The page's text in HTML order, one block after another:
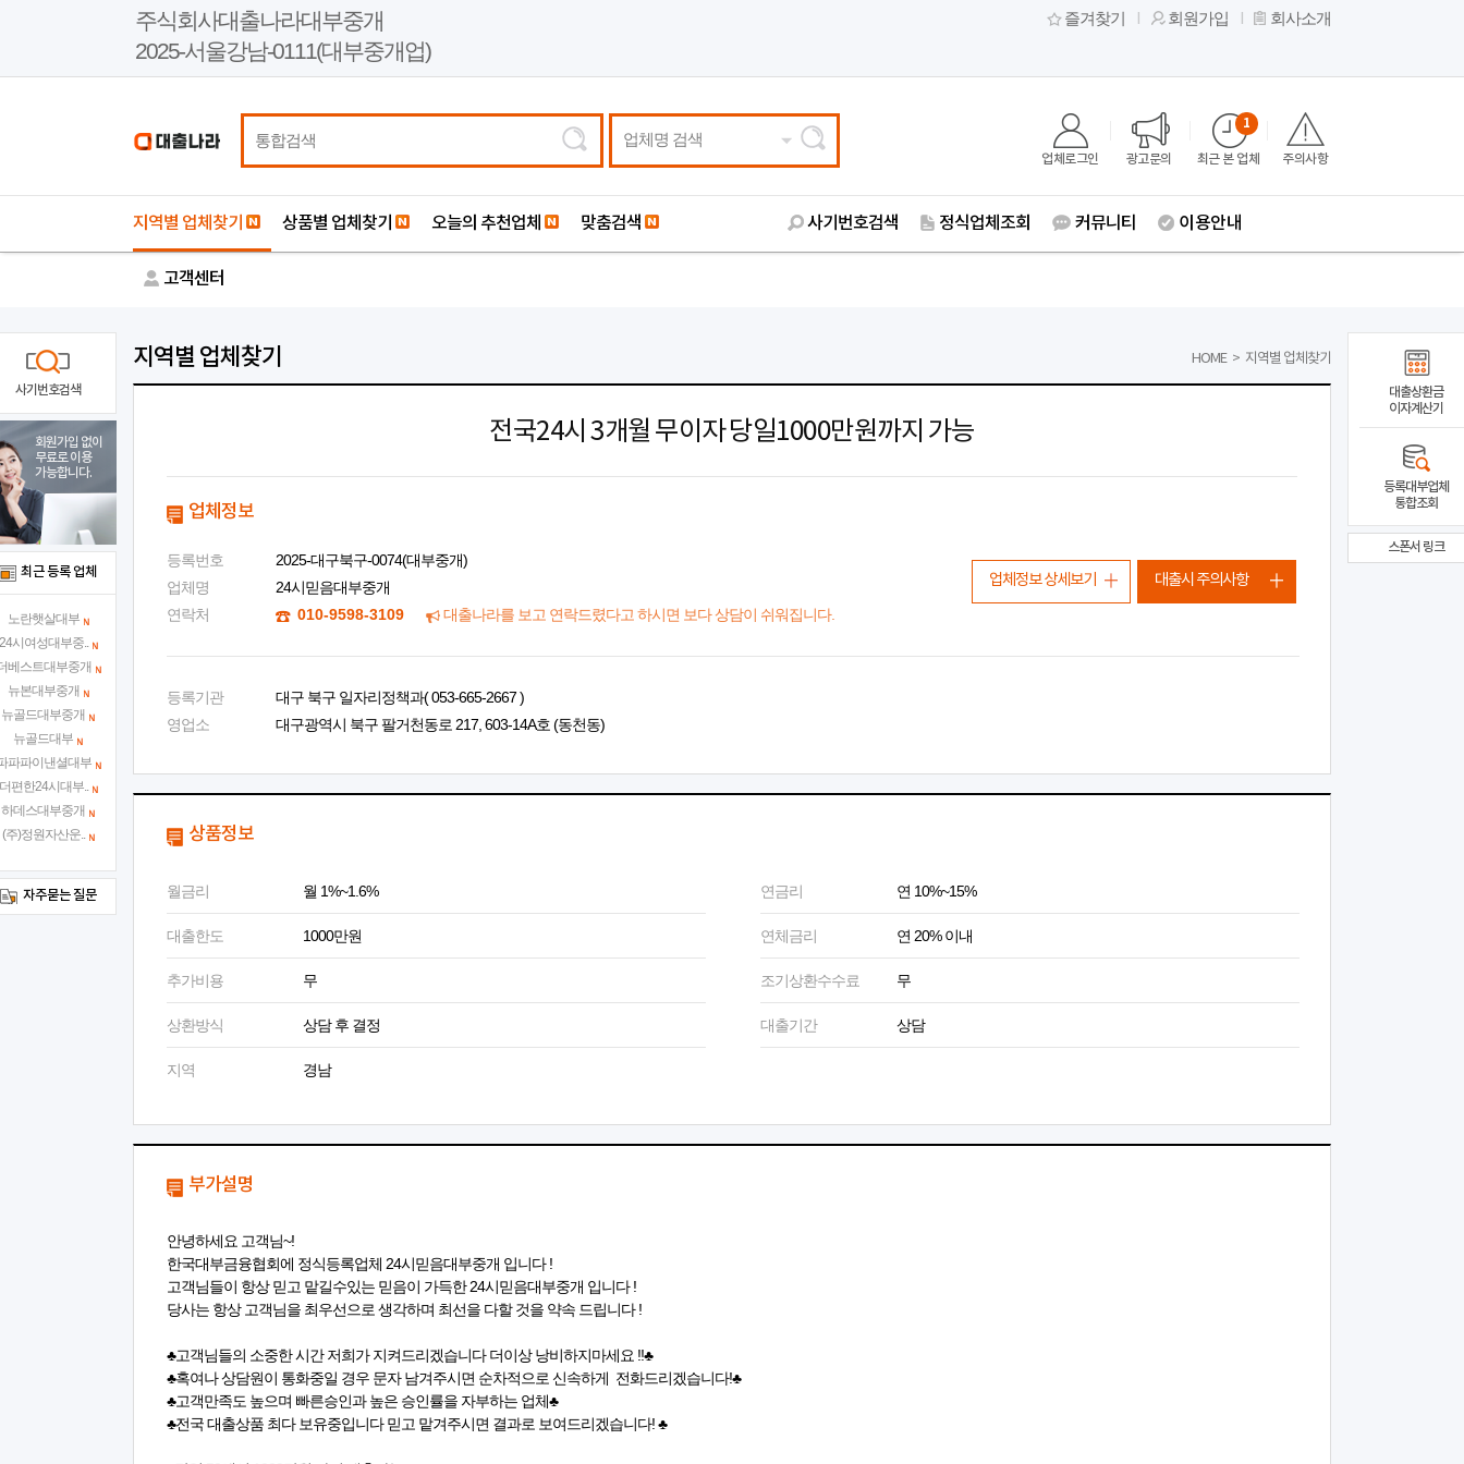
주식회사대출나라대부중개
2025-서울강남-0111(대부중개업)
즐겨찾기 회원가입 회사소개
업체명 검색
업체로그인 광고문의 최근 본 업체
1
주의사항
지역별 업체찾기 상품별 업체찾기 오늘의 추천업체 맞춤검색 사기번호검색 정식업체조회 커뮤니티 이용안내
고객센터
지역별 업체찾기 HOME > 지역별 업체찾기
전국24시 3개월 무이자 당일1000만원까지 가능
업체정보
등록번호
2025-대구북구-0074(대부중개)
업체명
24시믿음대부중개
연락처
010-9598-3109 대출나라를 보고 연락드렸다고 하시면 보다 상담이 쉬워집니다.
등록기관
대구 북구 일자리정책과( 053-665-2667 )
영업소
대구광역시 북구 팔거천동로 217, 603-14A호 (동천동)
업체정보 상세보기 대출시 주의사항
상품정보
월금리 월 1%~1.6% 연금리 연 10%~15%
대출한도 1000만원 연체금리 연 20% 이내
추가비용 무 조기상환수수료 무
상환방식 상담 후 결정 대출기간 상담
지역 경남
부가설명
안녕하세요 고객님~!
한국대부금융협회에 정식등록업체 24시믿음대부중개 입니다 !
고객님들이 항상 믿고 맡길수있는 믿음이 가득한 24시믿음대부중개 입니다 !
당사는 항상 고객님을 최우선으로 생각하며 최선을 다할 것을 약속 드립니다 !
♣고객님들의 소중한 시간 저희가 지켜드리겠습니다 더이상 낭비하지마세요 !!♣
♣혹여나 상담원이 통화중일 경우 문자 남겨주시면 순차적으로 신속하게 전화드리겠습니다!♣
♣고객만족도 높으며 빠른승인과 높은 승인률을 자부하는 업체♣
♣전국 대출상품 최다 보유중입니다 믿고 맡겨주시면 결과로 보여드리겠습니다! ♣
사기번호검색
회원가입 없이
무료로 이용
가능합니다.
최근 등록 업체
노란햇살대부
시여성대부중..
베스트대부중개
뉴본대부중개
뉴골드대부중개
뉴골드대부
파파이낸셜대부
편한24시대부..
하데스대부중개
(주)정원자산운..
자주묻는 질문
대출상환금
이자계산기
등록대부업체
통합조회
스폰서 링크